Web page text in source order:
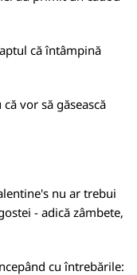
că întâmpină
vor să găsească
nu ar trebui
- adică zâmbete,
cu întrebările: